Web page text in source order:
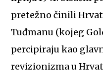
pretežno činili
Tuđmanu (kojeg
percipiraju kao
revizionizma u